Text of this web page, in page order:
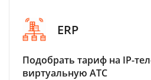
ERP
Подобрать тариф на IP-
виртуальную АТС